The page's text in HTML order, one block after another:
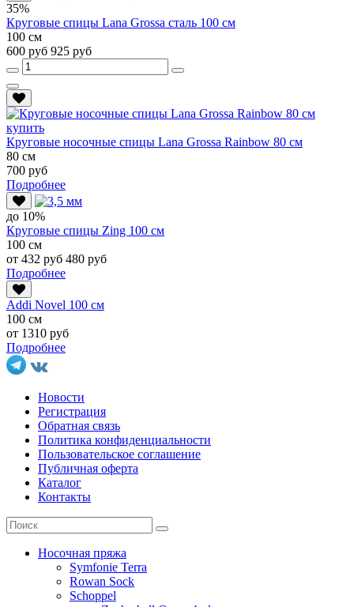
35%
Круговые спицы Lana Grossa сталь 100 см
100 см
600 руб 925 руб
Круговые носочные спицы Lana Grossa Rainbow 80 см
80 см
700 руб
Подробнее
до 10%
Круговые спицы Zing 100 см
100 см
от 432 руб 480 руб
Подробнее
Addi Novel 100 см
100 см
от 1310 руб
Подробнее
Новости
Регистрация
Обратная связь
Политика конфиденциальности
Пользовательское соглашение
Публичная оферта
Каталог
Контакты
Носочная пряжа
Symfonie Terra
Rowan Sock
Schoppel